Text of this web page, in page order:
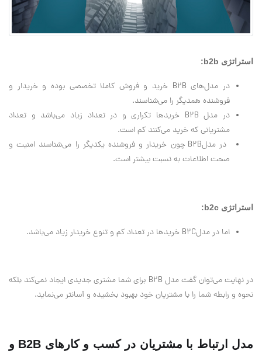
استراتژی b2b:
در مدل‌هاي B2B خريد و فروش كاملا تخصصي بوده و خريدار و
فروشنده همديگر را مي‌شناسند.
در مدل B2B خريدها تكراري و در تعداد زياد مي‌باشد و تعداد
مشترياني كه خريد مي‌كنند كم است.
در مدلB2B چون خريدار و فروشنده يكديگر را مي‌شناسند امنيت و
صحت اطلاعات به نسبت بيشتر است.
استراتژی b2c:
اما در مدلB2C خريدها در تعداد كم و تنوع خريدار زياد مي‌باشد.
در نهايت مي‌توان گفت مدل B2B براي شما مشتري جديدي ايجاد نمي‌كند بلكه
نحوه و رابطه شما را با مشتريان خود بهبود بخشيده و آسانتر مي‌نمايد.
مدل ارتباط با مشتریان در کسب و کارهای B2B و